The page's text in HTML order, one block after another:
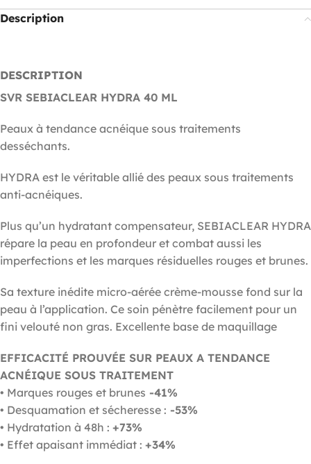
Description
DESCRIPTION
SVR SEBIACLEAR HYDRA 40 ML
Peaux à tendance acnéique sous traitements
desséchants.
HYDRA est le véritable allié des peaux sous traitements
anti-acnéiques.
Plus qu’un hydratant compensateur, SEBIACLEAR HYDRA
répare la peau en profondeur et combat aussi les
imperfections et les marques résiduelles rouges et brunes.
Sa texture inédite micro-aérée crème-mousse fond sur la
peau à l’application. Ce soin pénètre facilement pour un
fini velouté non gras. Excellente base de maquillage
EFFICACITÉ PROUVÉE SUR PEAUX A TENDANCE
ACNÉIQUE SOUS TRAITEMENT
• Marques rouges et brunes -41%
• Desquamation et sécheresse : -53%
• Hydratation à 48h : +73%
• Effet apaisant immédiat : +34%